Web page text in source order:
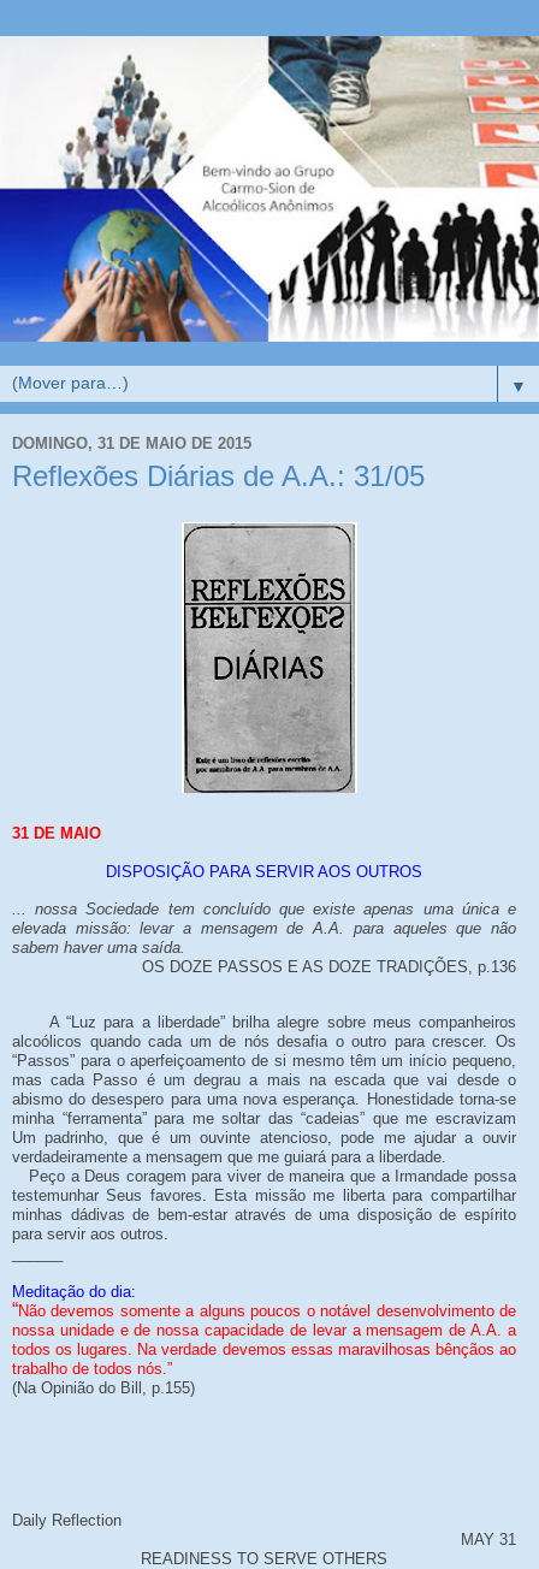
▼
DOMINGO, 31 DE MAIO DE 2015
Reflexões Diárias de A.A.: 31/05
31 DE MAIO
DISPOSIÇÃO PARA SERVIR AOS OUTROS
... nossa Sociedade tem concluído que existe apenas uma única e
elevada missão: levar a mensagem de A.A. para aqueles que não
sabem haver uma saída.
OS DOZE PASSOS E AS DOZE TRADIÇÕES, p.136
A “Luz para a liberdade” brilha alegre sobre meus companheiros
alcoólicos quando cada um de nós desafia o outro para crescer. Os
“Passos” para o aperfeiçoamento de si mesmo têm um início pequeno,
mas cada Passo é um degrau a mais na escada que vai desde o
abismo do desespero para uma nova esperança. Honestidade torna-se
minha “ferramenta” para me soltar das “cadeias” que me escravizam
Um padrinho, que é um ouvinte atencioso, pode me ajudar a ouvir
verdadeiramente a mensagem que me guiará para a liberdade.
Peço a Deus coragem para viver de maneira que a Irmandade possa
testemunhar Seus favores. Esta missão me liberta para compartilhar
minhas dádivas de bem-estar através de uma disposição de espírito
para servir aos outros.
Meditação do dia:
“Não devemos somente a alguns poucos o notável desenvolvimento de
nossa unidade e de nossa capacidade de levar a mensagem de A.A. a
todos os lugares. Na verdade devemos essas maravilhosas bênçãos ao
trabalho de todos nós.”
(Na Opinião do Bill, p.155)
Daily Reflection
MAY 31
READINESS TO SERVE OTHERS